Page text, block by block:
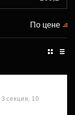
По цене
секция, 10